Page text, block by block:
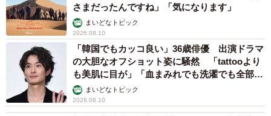
さまだったんですね」「気になります」
まいどなトピック
2026.08.10
「韓国でもカッコ良い」36歳俳優 出演ドラマ
の大胆なオフショット姿に騒然 「tattooより
も美肌に目が」「血まみれでも洗濯でも全部か
っこいい」
まいどなトピック
2026.08.10